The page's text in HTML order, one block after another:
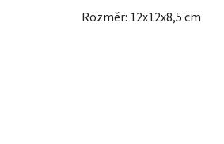
Rozměr: 12x12x8,5 cm